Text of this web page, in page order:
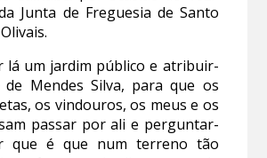
Junta de Freguesia de Santo
lá um jardim público e atribuir-
Mendes Silva, para que os
os vindouros, os meus e os
passar por ali e perguntar-
que é que num terreno tão